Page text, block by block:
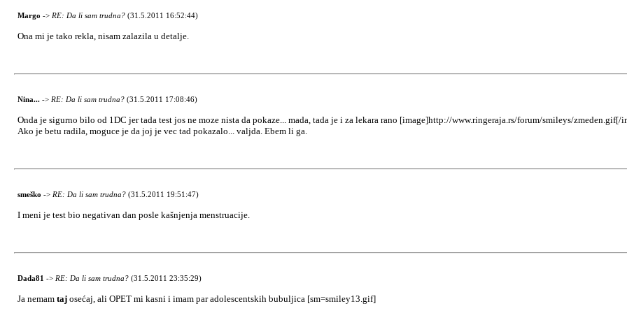
Margo -> RE: Da li sam trudna? (31.5.2011 16:52:44)
Ona mi je tako rekla, nisam zalazila u detalje.
Nina...-> RE: Da li sam trudna? (31.5.2011 17:08:46)
Onda je sigurno bilo od 1DC jer tada test jos ne moze nista da pokaze... mada, tada je i za lekara rano [image]http://www.ringeraja.rs/forum/smileys/zmeden.gif[/
Ako je betu radila, moguce je da joj je vec tad pokazalo... valjda. Ebem li ga.
smeško -> RE: Da li sam trudna? (31.5.2011 19:51:47)
I meni je test bio negativan dan posle kašnjenja menstruacije.
Dada81 -> RE: Da li sam trudna? (31.5.2011 23:35:29)
Ja nemam tajosećaj, ali OPET mi kasni i imam par adolescentskih bubuljica [sm=smiley13.gif]